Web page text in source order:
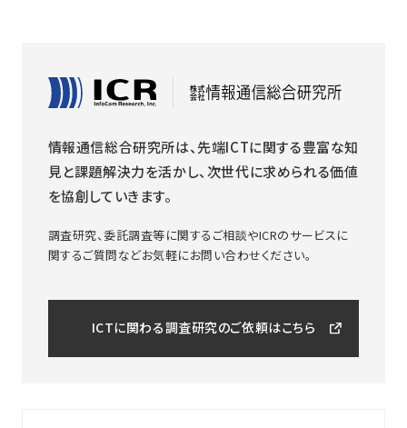
情報通信総合研究所は、先端ICTに関する豊富な知
見と課題解決力を活かし、次世代に求められる価値
を協創していきます。
調査研究、委託調査等に関するご相談やICRのサービスに
関するご質問などお気軽にお問い合わせください。
ICTに関わる調査研究のご依頼はこちら